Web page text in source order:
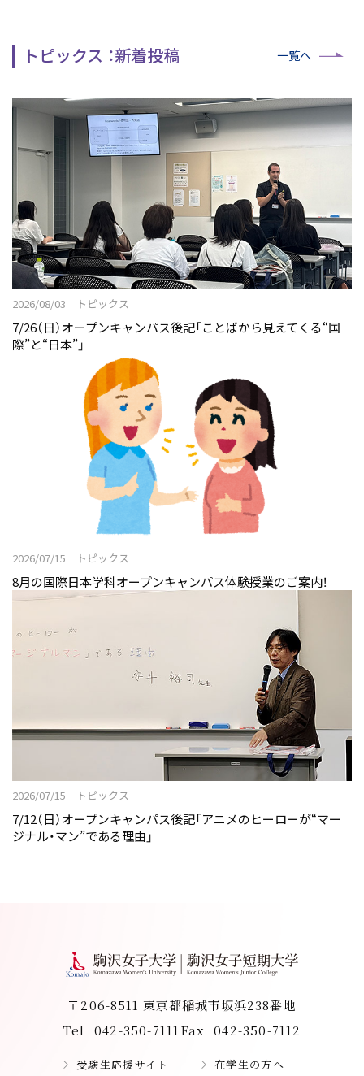
トピックス ：新着投稿 一覧へ
2026/08/03 トピックス
7/26（日）オープンキャンパス後記「ことばから見えてくる“国
際”と“日本”」
2026/07/15 トピックス
8月の国際日本学科オープンキャンパス体験授業のご案内！
2026/07/15 トピックス
7/12（日）オープンキャンパス後記「アニメのヒーローが“マー
ジナル・マン”である理由」
〒206-8511 東京都稲城市坂浜238番地
Tel
042-350-7111Fax 042-350-7112
受験生応援サイト
在学生の方へ